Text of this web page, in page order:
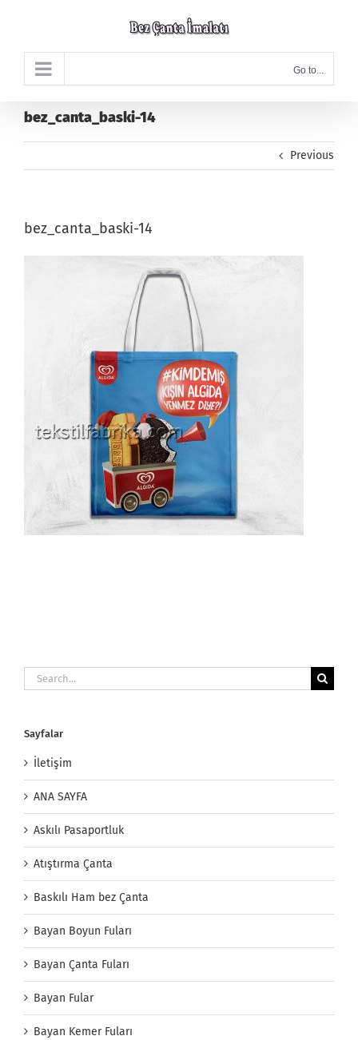
Go to...
bez_canta_baski-14
Previous
bez_canta_baski-14
Search
for:
Sayfalar
İletişim
ANA SAYFA
Askılı Pasaportluk
Atıştırma Çanta
Baskılı Ham bez Çanta
Bayan Boyun Fuları
Bayan Çanta Fuları
Bayan Fular
Bayan Kemer Fuları